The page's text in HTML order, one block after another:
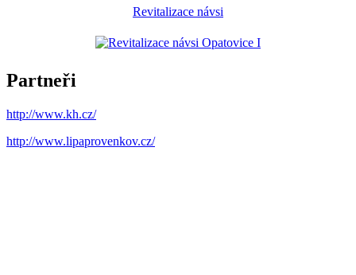
Revitalizace návsi
Partneři
http://www.kh.cz/
http://www.lipaprovenkov.cz/